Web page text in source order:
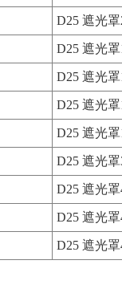
D25 遮光
D25 遮光
D25 遮光
D25 遮光
D25 遮光
D25 遮光罩
D25 遮光罩
D25 遮光
D25 遮光